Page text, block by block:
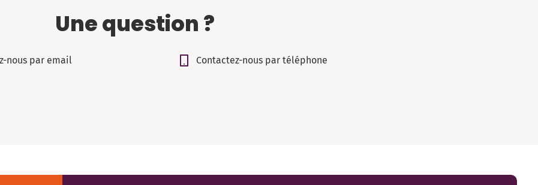
Une question ?
nous par email Contactez-nous par téléphone